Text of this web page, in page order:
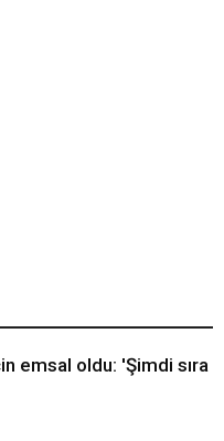
emsal oldu: 'Şimdi sıra